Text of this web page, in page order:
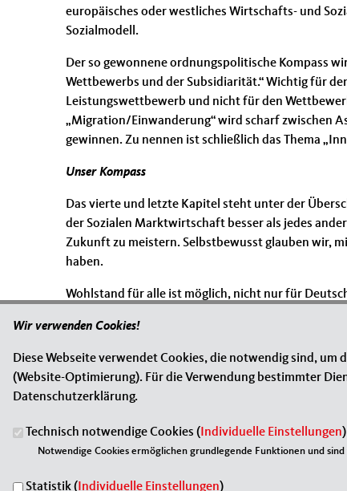
europäisches oder westliches Wirtschafts- und
Sozialmodell.
Der so gewonnene ordnungspolitische Kompass
Wettbewerbs und der Subsidiarität.“ Wichtig für
Leistungswettbewerb und nicht für den
„Migration/Einwanderung“ wird scharf zwischen
gewinnen. Zu nennen ist schließlich das Thema
Unser Kompass
Das vierte und letzte Kapitel steht unter der
der Sozialen Marktwirtschaft besser als jedes
Zukunft zu meistern. Selbstbewusst glauben wir,
haben.
Wohlstand für alle ist möglich, nicht nur für
Mehr zum Thema
Grundsatzprogramm der MIT (2 MB)
Wir verwenden Cookies!
Diese Webseite verwendet Cookies, die notwendig sind,
(Website-Optimierung). Für die Verwendung bestimmter
Datenschutzerklärung.
Technisch notwendige Cookies (Individuelle Einstellungen)
Notwendige Cookies ermöglichen grundlegende Funktionen und
Statistik (Individuelle Einstellungen)